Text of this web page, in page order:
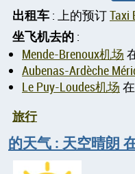
出租车 : 上的预订Taxi
坐飞机去的 :
Mende-Brenoux机场
Aubenas-Ardèche
Le Puy-Loudes机场
旅行
的天气 : 天空晴朗 在